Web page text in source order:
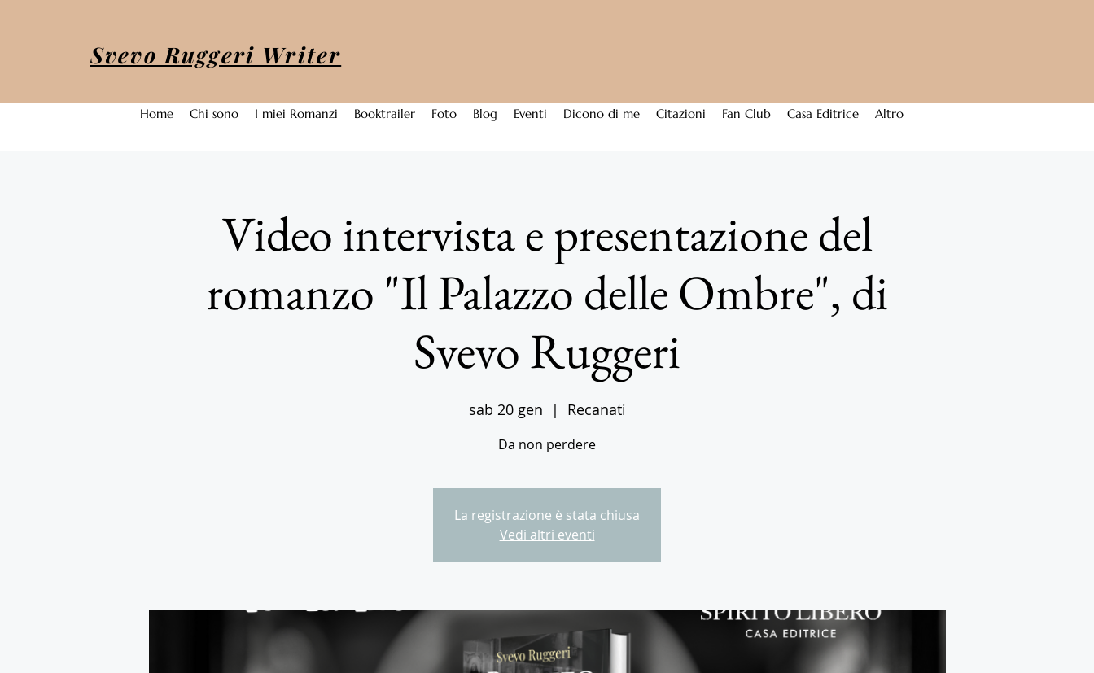
Svevo Ruggeri Writer
Home Chi sono I miei Romanzi Booktrailer Foto Blog Eventi Dicono di me Citazioni Fan Club Casa Editrice Altro
Video intervista e presentazione del
romanzo "Il Palazzo delle Ombre", di
Svevo Ruggeri
sab 20 gen
  |
Recanati
Da non perdere
La registrazione è stata chiusa
Vedi altri eventi